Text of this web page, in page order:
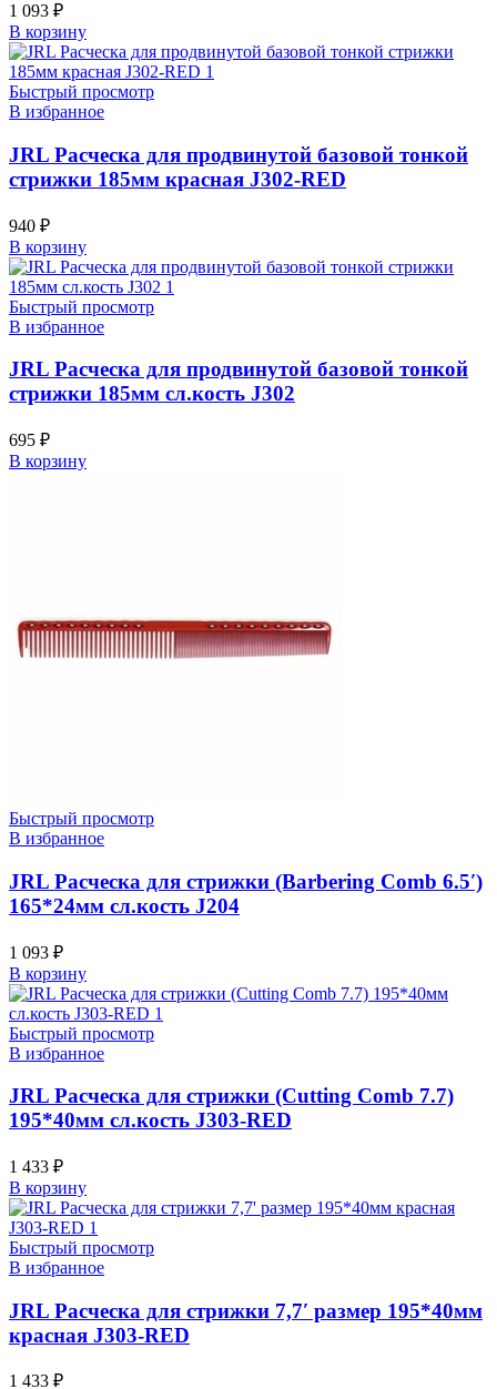
1 093 ₽
В корзину
Быстрый просмотр
В избранное
JRL Расческа для продвинутой базовой тонкой
стрижки 185мм красная J302-RED
940 ₽
В корзину
Быстрый просмотр
В избранное
JRL Расческа для продвинутой базовой тонкой
стрижки 185мм сл.кость J302
695 ₽
В корзину
Быстрый просмотр
В избранное
JRL Расческа для стрижки (Barbering Comb 6.5′)
165*24мм сл.кость J204
1 093 ₽
В корзину
Быстрый просмотр
В избранное
JRL Расческа для стрижки (Cutting Comb 7.7)
195*40мм сл.кость J303-RED
1 433 ₽
В корзину
Быстрый просмотр
В избранное
JRL Расческа для стрижки 7,7′ размер 195*40мм
красная J303-RED
1 433 ₽